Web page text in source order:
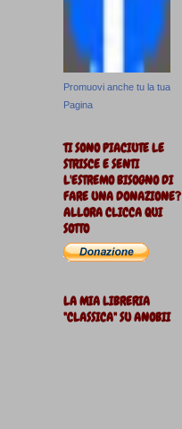
Promuovi anche tu la tua
Pagina
TI SONO PIACIUTE LE
STRISCE E SENTI
L'ESTREMO BISOGNO DI
FARE UNA DONAZIONE?
ALLORA CLICCA QUI
SOTTO
LA MIA LIBRERIA
"CLASSICA" SU ANOBII